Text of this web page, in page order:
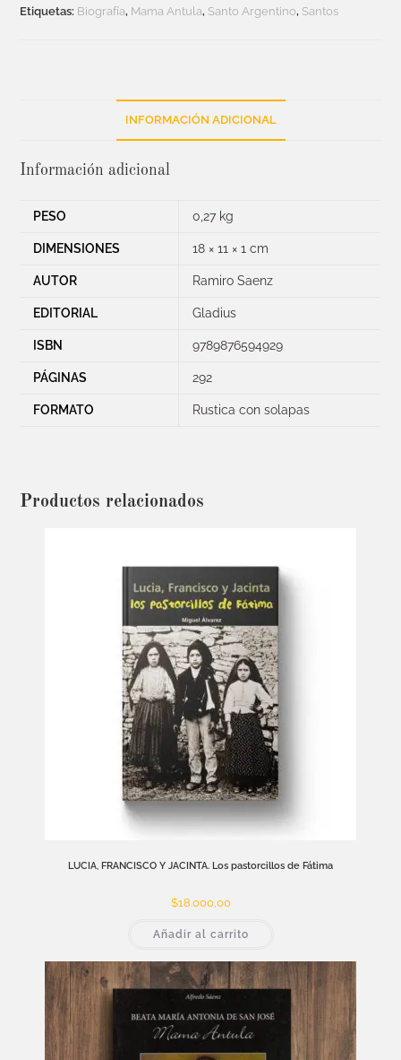
Etiquetas: Biografía, Mama Antula,Santo Argentino,Santos
INFORMACIÓN ADICIONAL
Información adicional
PESO 0,27 kg
DIMENSIONES 18 × 11 × 1 cm
AUTOR Ramiro Saenz
EDITORIAL Gladius
ISBN 9789876594929
PÁGINAS 292
FORMATO Rustica con solapas
Productos relacionados
LUCIA, FRANCISCO Y JACINTA. Los pastorcillos de Fátima
$18.000,00
Añadir al carrito